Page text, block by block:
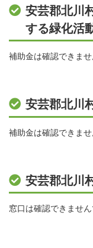
安芸郡北川
する緑化活
補助金は確認できませ
安芸郡北川
補助金は確認できませ
安芸郡北川
窓口は確認できません